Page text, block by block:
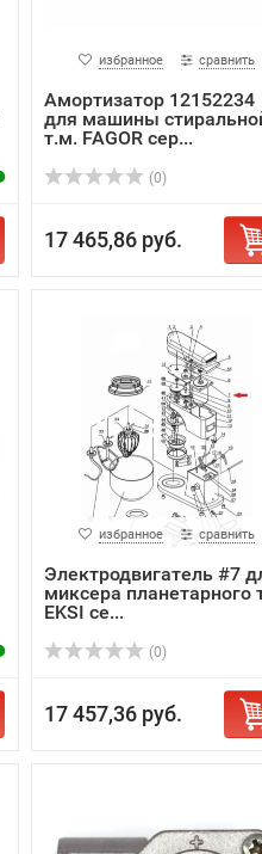
избранное сравнить
Амортизатор 12152234
для машины
т.м. FAGOR сер...
(0)
17 465,86 руб.
избранное сравнить
Электродвигатель #7
миксера планетарного
EKSI се...
(0)
17 457,36 руб.